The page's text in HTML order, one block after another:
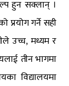
हुन सक्लान् ।
प्रयोग गर्ने सही
उच्च, मध्यम र
तीन भागमा
विद्यालयमा